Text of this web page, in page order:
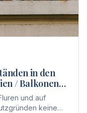
in den
/ Balkonen
und auf
keine